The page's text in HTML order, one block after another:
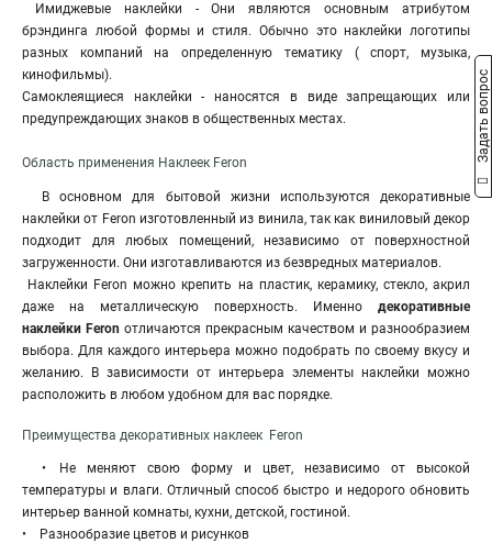
Имиджевые наклейки - Они являются основным атрибутом
брэндинга любой формы и стиля. Обычно это наклейки логотипы
разных компаний на определенную тематику ( спорт, музыка,
кинофильмы).
Самоклеящиеся наклейки - наносятся в виде запрещающих или
предупреждающих знаков в общественных местах.
Область применения Наклеек Feron
В основном для бытовой жизни используются декоративные
наклейки от Feron изготовленный из винила, так как виниловый декор
подходит для любых помещений, независимо от поверхностной
загруженности. Они изготавливаются из безвредных материалов.
Наклейки Feron можно крепить на пластик, керамику, стекло, акрил
даже на металлическую поверхность. Именно декоративные
наклейки Feron отличаются прекрасным качеством и разнообразием
выбора. Для каждого интерьера можно подобрать по своему вкусу и
желанию. В зависимости от интерьера элементы наклейки можно
расположить в любом удобном для вас порядке.
Преимущества декоративных наклеек Feron
• Не меняют свою форму и цвет, независимо от высокой
температуры и влаги. Отличный способ быстро и недорого обновить
интерьер ванной комнаты, кухни, детской, гостиной.
• Разнообразие цветов и рисунков
Задать вопрос